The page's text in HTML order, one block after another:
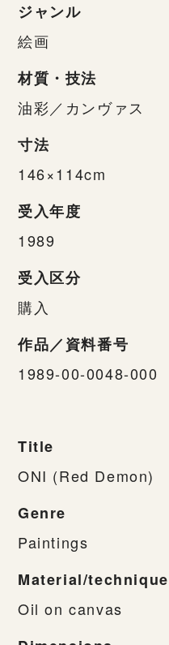
ジャンル
絵画
材質・技法
油彩／カンヴァス
寸法
146×114cm
受入年度
1989
受入区分
購入
作品／資料番号
1989-00-0048-000
Title
ONI (Red Demon)
Genre
Paintings
Material/technique
Oil on canvas